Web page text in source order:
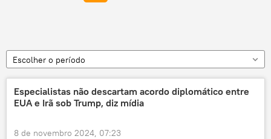
Escolher o período
Especialistas não descartam acordo diplomático entre
EUA e Irã sob Trump, diz mídia
8 de novembro 2024, 07:23